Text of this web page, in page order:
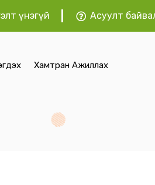
үнэгүй Асуулт
Хамтран Ажиллах